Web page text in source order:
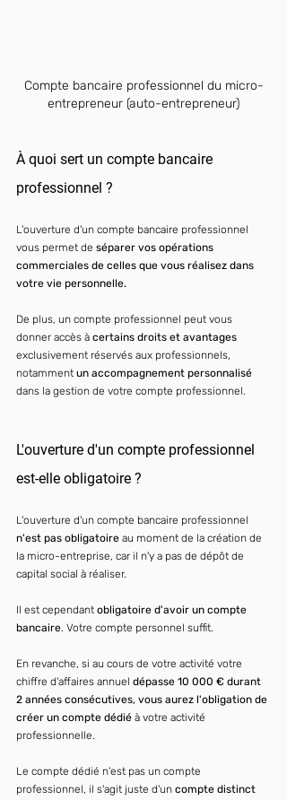
Compte bancaire professionnel du micro-
entrepreneur (auto-entrepreneur)
À quoi sert un compte bancaire
professionnel ?
L'ouverture d'un compte bancaire professionnel
vous permet de séparer vos opérations
commerciales de celles que vous réalisez dans
votre vie personnelle.
De plus, un compte professionnel peut vous
donner accès à certains droits et avantages
exclusivement réservés aux professionnels,
notamment un accompagnement personnalisé
dans la gestion de votre compte professionnel.
L'ouverture d'un compte professionnel
est-elle obligatoire ?
L'ouverture d'un compte bancaire professionnel
n'est pas obligatoire au moment de la création de
la micro-entreprise, car il n'y a pas de dépôt de
capital social à réaliser.
Il est cependant obligatoire d'avoir un compte
bancaire. Votre compte personnel suffit.
En revanche, si au cours de votre activité votre
chiffre d'affaires annuel dépasse 10 000 € durant
2 années consécutives, vous aurez l'obligation de
créer un compte dédié à votre activité
professionnelle.
Le compte dédié n'est pas un compte
professionnel, il s'agit juste d'un compte distinct